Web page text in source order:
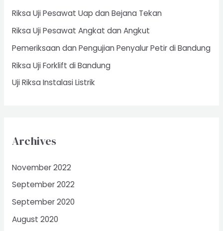
:
Riksa Uji Pesawat Uap dan Bejana Tekan
Riksa Uji Pesawat Angkat dan Angkut
Pemeriksaan dan Pengujian Penyalur Petir di Bandung
Riksa Uji Forklift di Bandung
Uji Riksa Instalasi Listrik
Archives
November 2022
September 2022
September 2020
August 2020